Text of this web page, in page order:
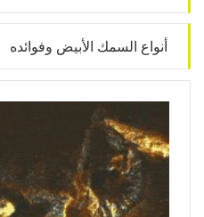
أنواع السمك الأبيض وفوائده